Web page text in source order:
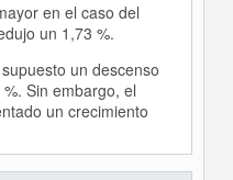
en el caso del
un 1,73 %.
un descenso
Sin embargo, el
un crecimiento